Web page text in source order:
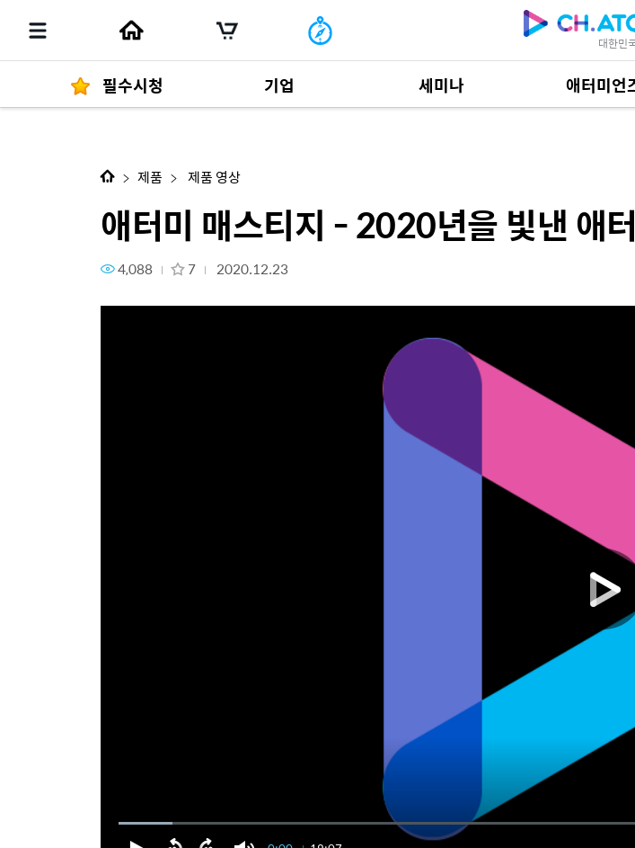
대한민
필수시청 기업
경영자 메세지
세미나 애터미언
애터미 매스티지 - 2020년을 빛낸 애터미 제품들
제품 제품 영상
애터미 매스티지 - 2020년을 빛낸 애
4,088 7 2020.12.23